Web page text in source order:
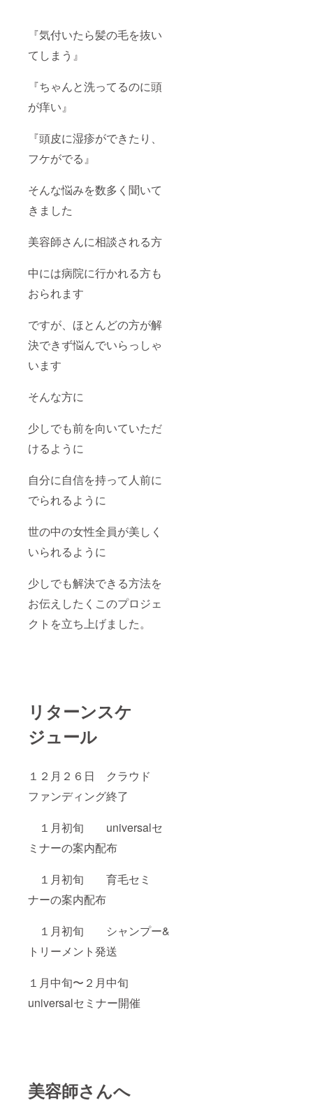
『気付いたら髪の毛を抜い
てしまう』
『ちゃんと洗ってるのに頭
が痒い』
『頭皮に湿疹ができたり、
フケがでる』
そんな悩みを数多く聞いて
きました
美容師さんに相談される方
中には病院に行かれる方も
おられます
ですが、ほとんどの方が解
決できず悩んでいらっしゃ
います
そんな方に
少しでも前を向いていただ
けるように
自分に自信を持って人前に
でられるように
世の中の女性全員が美しく
いられるように
少しでも解決できる方法を
お伝えしたくこのプロジェ
クトを立ち上げました。
リターンスケ
ジュール
１２月２６日 クラウド
ファンディング終了
１月初旬 universalセ
ミナーの案内配布
１月初旬 育毛セミ
ナーの案内配布
１月初旬 シャンプー&
トリーメント発送
１月中旬〜２月中旬
universalセミナー開催
美容師さんへ